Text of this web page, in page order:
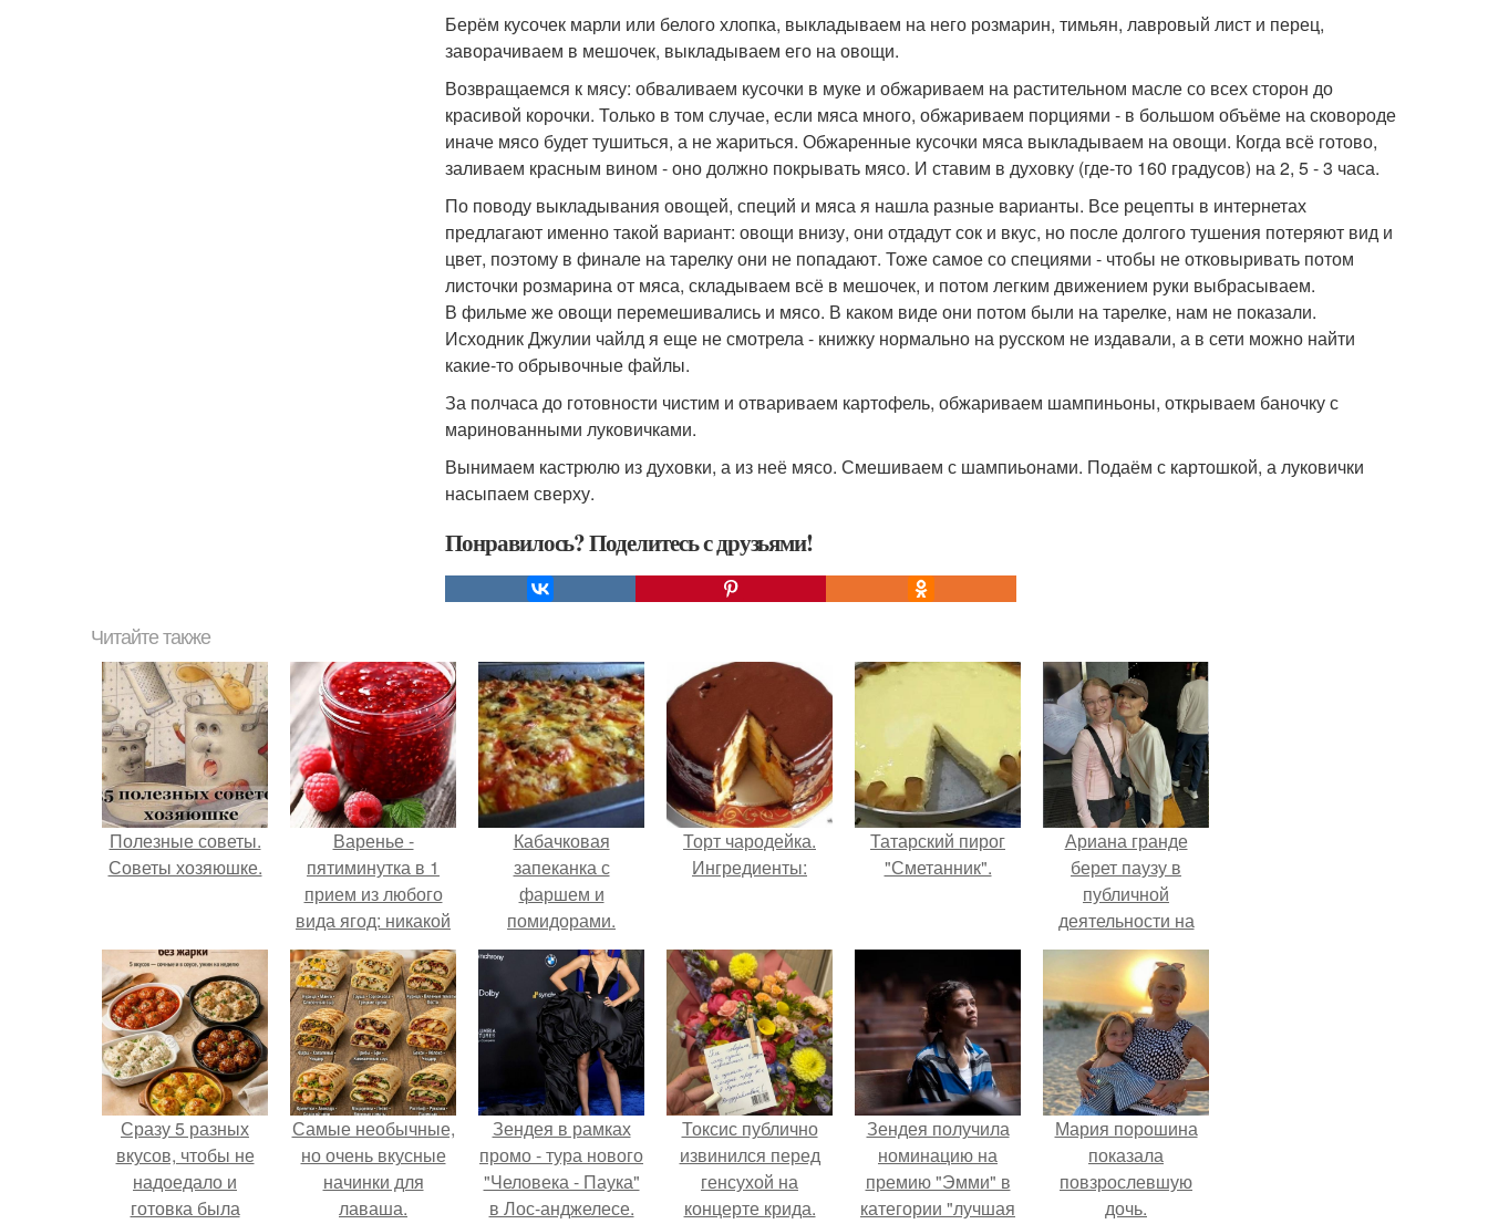
Берём кусочек марли или белого хлопка, выкладываем на него розмарин, тимьян, лавровый лист и перец,
заворачиваем в мешочек, выкладываем его на овощи.
Возвращаемся к мясу: обваливаем кусочки в муке и обжариваем на растительном масле со всех сторон до
красивой корочки. Только в том случае, если мяса много, обжариваем порциями - в большом объёме на сковороде
иначе мясо будет тушиться, а не жариться. Обжаренные кусочки мяса выкладываем на овощи. Когда всё готово,
заливаем красным вином - оно должно покрывать мясо. И ставим в духовку (где-то 160 градусов) на 2, 5 - 3 часа.
По поводу выкладывания овощей, специй и мяса я нашла разные варианты. Все рецепты в интернетах
предлагают именно такой вариант: овощи внизу, они отдадут сок и вкус, но после долгого тушения потеряют вид и
цвет, поэтому в финале на тарелку они не попадают. Тоже самое со специями - чтобы не отковыривать потом
листочки розмарина от мяса, складываем всё в мешочек, и потом легким движением руки выбрасываем.
В фильме же овощи перемешивались и мясо. В каком виде они потом были на тарелке, нам не показали.
Исходник Джулии чайлд я еще не смотрела - книжку нормально на русском не издавали, а в сети можно найти
какие-то обрывочные файлы.
За полчаса до готовности чистим и отвариваем картофель, обжариваем шампиньоны, открываем баночку с
маринованными луковичками.
Вынимаем кастрюлю из духовки, а из неё мясо. Смешиваем с шампиьонами. Подаём с картошкой, а луковички
насыпаем сверху.
Понравилось? Поделитесь с друзьями!
Читайте также
Полезные советы.
Советы хозяюшке.
Варенье -
пятиминутка в 1
прием из любого
вида ягод: никакой
длительной варки,
все витамины на
месте!
Кабачковая
запеканка с
фаршем и
помидорами.
Торт чародейка.
Ингредиенты:
Татарский пирог
"Сметанник".
Ариана гранде
берет паузу в
публичной
деятельности на
фоне слухов о
своем здоровье.
Сразу 5 разных
вкусов, чтобы не
надоедало и
готовка была
Самые необычные,
но очень вкусные
начинки для
лаваша.
Зендея в рамках
промо - тура нового
"Человека - Паука"
в Лос-анджелесе.
Токсис публично
извинился перед
генсухой на
концерте крида.
Зендея получила
номинацию на
премию "Эмми" в
категории "лучшая
Мария порошина
показала
повзрослевшую
дочь.